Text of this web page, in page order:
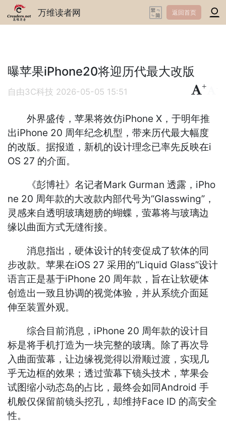
万维读者网 返回首页
曝苹果iPhone20将迎历代最大改版
自由3C科技 2026-05-05 15:51
+
外界盛传，苹果将效仿iPhone X，于明年推
出iPhone 20 周年纪念机型，带来历代最大幅度
的改版。据报道，新机的设计理念已率先反映在i
OS 27 的介面。
《彭博社》名记者Mark Gurman 透露，iPho
ne 20 周年款的大改款内部代号为“Glasswing”，
灵感来自透明玻璃翅膀的蝴蝶，萤幕将与玻璃边
缘以曲面方式无缝衔接。
消息指出，硬体设计的转变促成了软体的同
步改款。苹果在iOS 27 采用的“Liquid Glass”设计
语言正是基于iPhone 20 周年款，旨在让软硬体
创造出一致且协调的视觉体验，并从系统介面延
伸至装置外观。
综合目前消息，iPhone 20 周年款的设计目
标是将手机打造为一块完整的玻璃。除了再次导
入曲面萤幕，让边缘视觉得以滑顺过渡，实现几
乎无边框的效果；透过萤幕下镜头技术，苹果会
试图缩小动态岛的占比，最终会如同Android 手
机般仅保留前镜头挖孔，却维持Face ID 的高安全
性。